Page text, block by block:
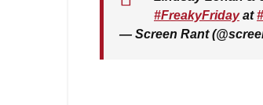
#FreakyFridayat
— Screen Rant